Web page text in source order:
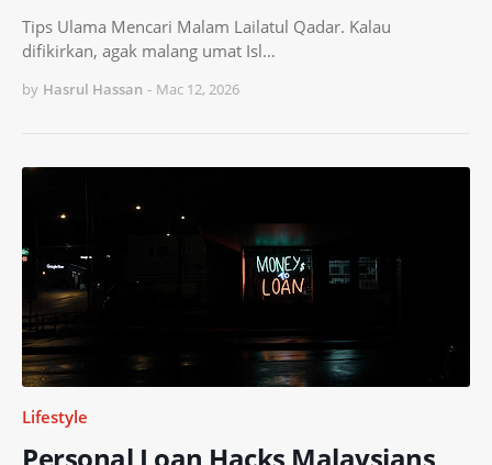
Tips Ulama Mencari Malam Lailatul Qadar. Kalau
difikirkan, agak malang umat Isl…
by Hasrul Hassan - Mac 12, 2026
Lifestyle
Personal Loan Hacks Malaysians